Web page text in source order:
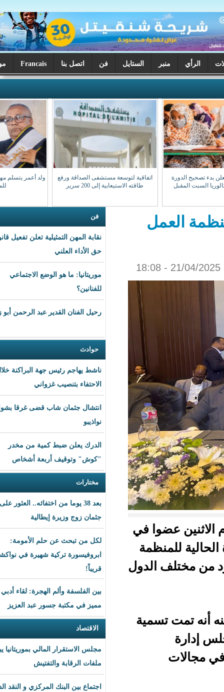
الستايل فن اتصل بنا Francais موريتانيا اليوم
اتفاقية لتوسعة مستشفى الصداقة ورفع
طاقته الاستيعابية إلى 200 سرير
ولد أعمر يتسلم مهامه نقيبا للهيئة الوطنية
فن
نقابة المهن التمثيلية تعلن تفعيل قانون
موريتانيا: ما هو الوضع الاجتماعي
للفنانين؟
رحيل الفنان القدير عبد الرحمن أبو زهرة
حوادث
ناشط يهاجم رئيس جهة البراكنة خلال
الاحتفاء بتنصيب غزواني
انتشال جثمان شاب قضى غرقا بشواطئ
نواذيبو
الدرك يعلن ضبط كمية من مخدر
"كوش" وتوقيف أربعة أشخاص
مختارات
بعد 38 يوما من اختفائه.. العثور على
جثمان زوج وزيرة إيطالية
لكل من تبحث عن حلم الأمومة:
ابروفيسورة تركية شهيرة في نواكشوط
قريباً!
بين الفلسفة وألم الهجرة: لقاء أدبي
مميز في مكتبة جسور عبد العزيز
الاقتصاد
مجلس الاستقرار المالي بموريتانيا يبحث
ملفات الرقابة والتفتيش
اجتماع بين البنك المركزي و النقد الدولي
في
الدول